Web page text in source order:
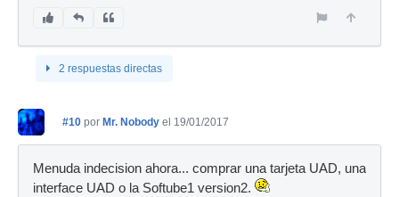
2 respuestas directas
#10 por Mr. Nobody el 19/01/2017
Menuda indecision ahora... comprar una tarjeta UAD, una
interface UAD o la Softube1 version2.